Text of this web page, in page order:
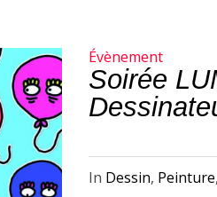
Évènement
Soirée
In Dessin, Peinture,